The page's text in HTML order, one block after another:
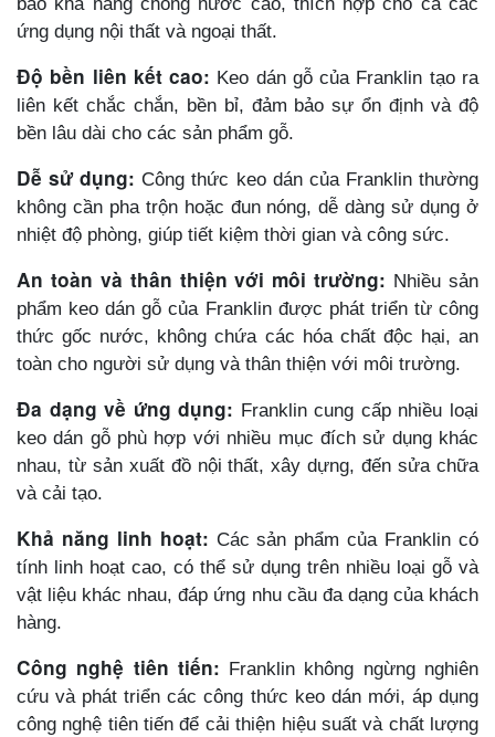
ứng dụng nội thất và ngoại thất.
Độ bền liên kết cao: Keo dán gỗ của Franklin tạo ra
liên kết chắc chắn, bền bỉ, đảm bảo sự ổn định và độ
bền lâu dài cho các sản phẩm gỗ.
Dễ sử dụng:Công thức keo dán của Franklin thường
không cần pha trộn hoặc đun nóng, dễ dàng sử dụng ở
nhiệt độ phòng, giúp tiết kiệm thời gian và công sức.
An toàn và thân thiện với môi trường: Nhiều sản
phẩm keo dán gỗ của Franklin được phát triển từ công
thức gốc nước, không chứa các hóa chất độc hại, an
toàn cho người sử dụng và thân thiện với môi trường.
Đa dạng về ứng dụng: Franklin cung cấp nhiều loại
keo dán gỗ phù hợp với nhiều mục đích sử dụng khác
nhau, từ sản xuất đồ nội thất, xây dựng, đến sửa chữa
và cải tạo.
Khả năng linh hoạt: Các sản phẩm của Franklin có
tính linh hoạt cao, có thể sử dụng trên nhiều loại gỗ và
vật liệu khác nhau, đáp ứng nhu cầu đa dạng của khách
hàng.
Công nghệ tiên tiến: Franklin không ngừng nghiên
cứu và phát triển các công thức keo dán mới, áp dụng
công nghệ tiên tiến để cải thiện hiệu suất và chất lượng